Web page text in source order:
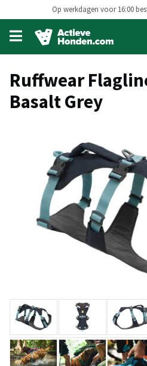
Op werkdagen voor 16:00
Open
main
menu
Ruffwear
Basalt Grey